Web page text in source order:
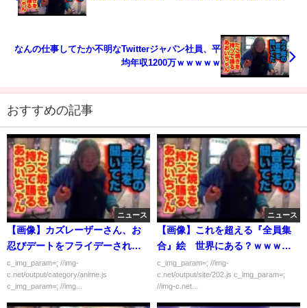
なんの仕事してたか不明なTwitterジャパン社員、平
均年収1200万ｗｗｗｗｗ
おすすめの記事
ニュース
【画像】カズレーザーさん、お
忍びデートをフライデーされ無
事死亡
c_img_param=; //img-
c.net/output/category/anime.js
c_img_param=; //img...
ニュース
【画像】これを超える『全員集
合』絵 世界にある？ｗｗｗｗ
ｗｗ
c_img_param=; //img-
c.net/output/site/202.js c_img_param=;
//img-c.net...